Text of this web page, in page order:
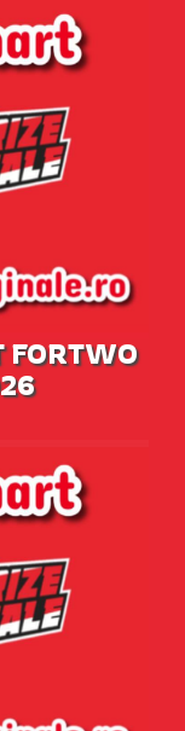
FORTWO